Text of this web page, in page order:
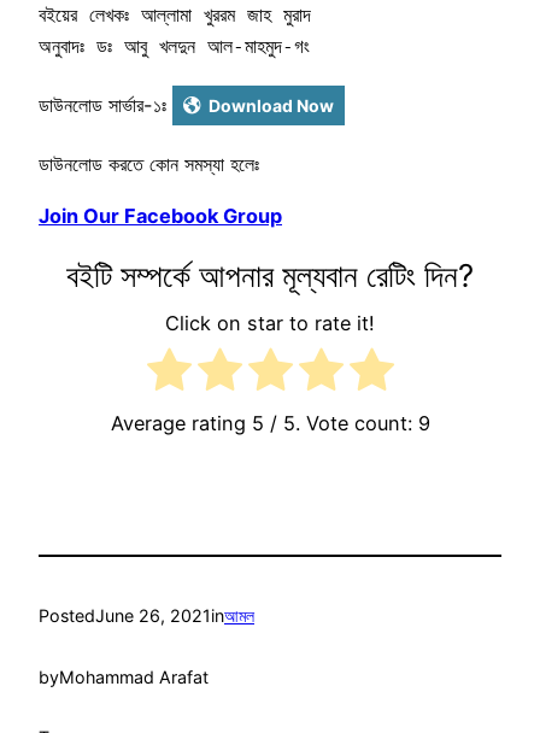
বইয়ের লেখকঃ আল্লামা খুররম জাহ মুরাদ
অনুবাদঃ ডঃ আবু খলদুন আল-মাহমুদ-গং
ডাউনলোড সার্ভার-১ঃ Download Now
ডাউনলোড করতে কোন সমস্যা হলেঃ
Join Our Facebook Group
বইটি সম্পর্কে আপনার মূল্যবান রেটিং দিন?
Click on star to rate it!
Average rating 5 / 5. Vote count: 9
PostedJune 26, 2021inআমল
byMohammad Arafat